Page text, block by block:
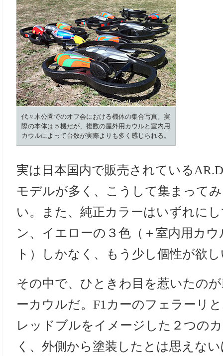
代々木公園でのオフ会における機体の集合写真。実
際の本体は５機だが、複数の屋外用カウルと室内用
カウルによって台数が実際よりも多く感じられる。
実は日本国内で販売されている
モデルが多く、こうして集まって
い。また、純正カラーはいずれに
ン、イエローの３色（＋室内用カ
ト）しかなく、もう少し個性が欲
その中で、ひときわ目を惹いたの
ーカウルだ。F1カーのフェラーリ
レッドブルをイメージした２つの
く、外側から塗装したとは思えな